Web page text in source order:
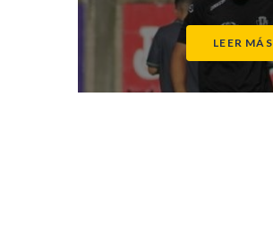
LEER MÁS